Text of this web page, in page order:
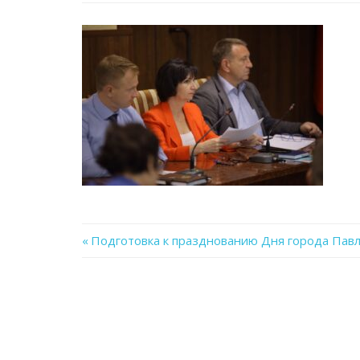
Previous
Подготовка к празднованию Дня города